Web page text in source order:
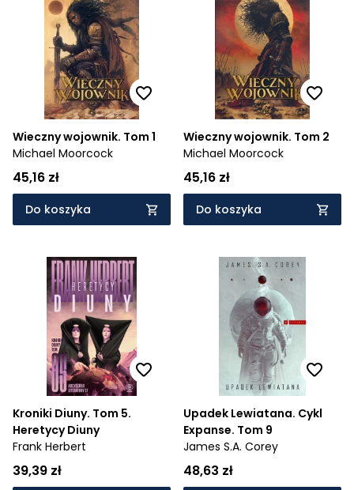
Wieczny wojownik. Tom 1
Michael Moorcock
45,16 zł
Do koszyka
Wieczny wojownik. Tom 2
Michael Moorcock
45,16 zł
Do koszyka
Kroniki Diuny. Tom 5.
Heretycy Diuny
Frank Herbert
39,39 zł
Upadek Lewiatana. Cykl
Expanse. Tom 9
James S.A. Corey
48,63 zł